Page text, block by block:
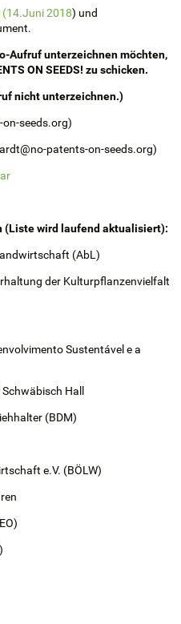
(14.Juni 2018) und
Aufruf unterzeichnen möchten,
ON SEEDS! zu schicken.
nicht unterzeichnen.)
seeds.org)
patents-on-seeds.org)
(Liste wird laufend aktualisiert):
(AbL)
der Kulturpflanzenvielfalt
Sustentável e a
Hall
(BDM)
e.V. (BÖLW)